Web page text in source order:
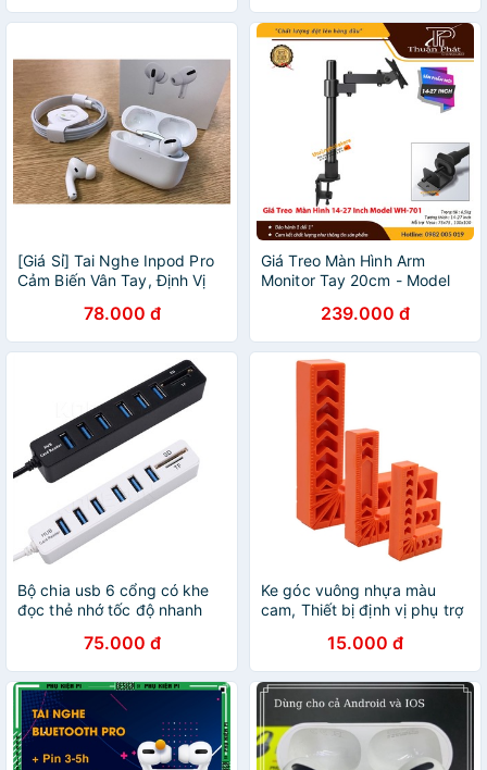
[Giá Sỉ] Tai Nghe Inpod Pro
Cảm Biến Vân Tay, Định Vị
78.000 đ
Giá Treo Màn Hình Arm
Monitor Tay 20cm - Model
Xoay Màn 360 Độ
239.000 đ
Bộ chia usb 6 cổng có khe
đọc thẻ nhớ tốc độ nhanh
75.000 đ
Ke góc vuông nhựa màu
cam, Thiết bị định vị phụ trợ
15.000 đ